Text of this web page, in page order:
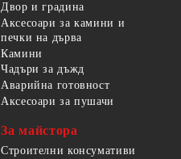
Двор и градина
Аксесоари за камини и
печки на дърва
Камини
Чадъри за дъжд
Аварийна готовност
Аксесоари за пушачи
За майстора
Строителни консумативи